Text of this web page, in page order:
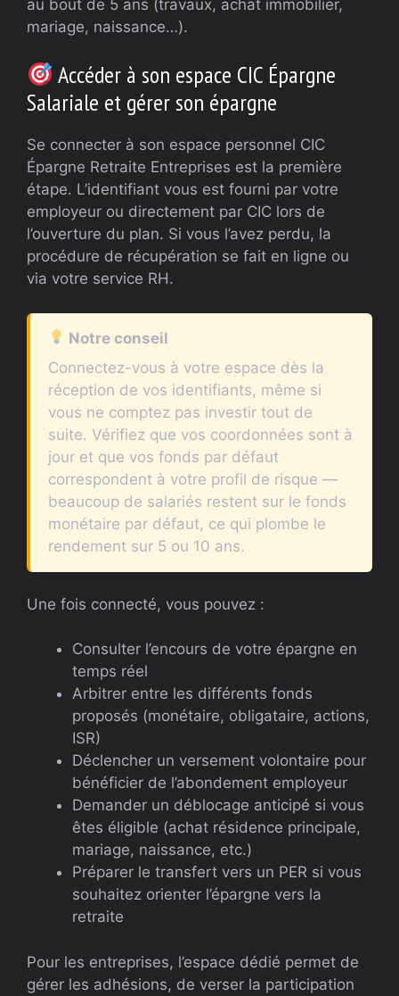
au bout de 5 ans (travaux, achat immobilier,
mariage, naissance…).
Accéder à son espace CIC Épargne
Salariale et gérer son épargne
Se connecter à son espace personnel CIC
Épargne Retraite Entreprises est la première
étape. L’identifiant vous est fourni par votre
employeur ou directement par CIC lors de
l’ouverture du plan. Si vous l’avez perdu, la
procédure de récupération se fait en ligne ou
via votre service RH.
Notre conseil
Connectez-vous à votre espace dès la
réception de vos identifiants, même si
vous ne comptez pas investir tout de
suite. Vérifiez que vos coordonnées sont à
jour et que vos fonds par défaut
correspondent à votre profil de risque —
beaucoup de salariés restent sur le fonds
monétaire par défaut, ce qui plombe le
rendement sur 5 ou 10 ans.
Une fois connecté, vous pouvez :
Consulter l’encours de votre épargne en
temps réel
Arbitrer entre les différents fonds
proposés (monétaire, obligataire, actions,
ISR)
Déclencher un versement volontaire pour
bénéficier de l’abondement employeur
Demander un déblocage anticipé si vous
êtes éligible (achat résidence principale,
mariage, naissance, etc.)
Préparer le transfert vers un PER si vous
souhaitez orienter l’épargne vers la
retraite
Pour les entreprises, l’espace dédié permet de
gérer les adhésions, de verser la participation